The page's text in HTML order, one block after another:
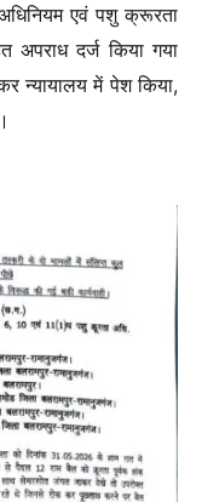
एवं पशु क्रूरता
अपराध दर्ज किया गया
न्यायालय में पेश किया,